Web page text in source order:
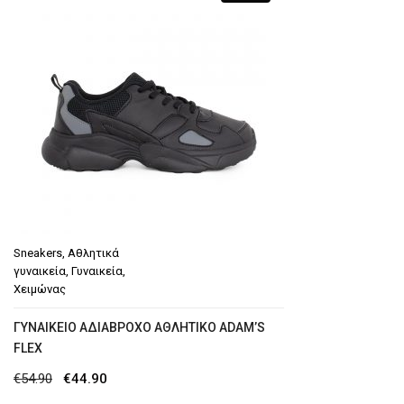
Sneakers, Αθλητικά
γυναικεία, Γυναικεία,
Χειμώνας
ΓΥΝΑΙΚΕΊΟ ΑΔΙΆΒΡΟΧΟ ΑΘΛΗΤΙΚΌ ADAM’S
FLEX
€54.90
Original
€44.90